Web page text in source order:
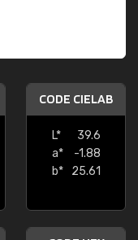
CODE CIELAB
L*
39.6
a*
-1.88
b*
25.61